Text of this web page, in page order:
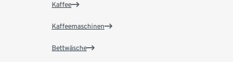
Kaffee
Kaffeemaschinen
Bettwäsche